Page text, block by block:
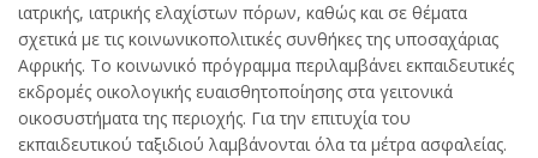
ιατρικής, ιατρικής ελαχίστων πόρων, καθώς και σε θέματα
σχετικά με τις κοινωνικοπολιτικές συνθήκες της υποσαχάριας
Αφρικής. Το κοινωνικό πρόγραμμα περιλαμβάνει εκπαιδευτικές
εκδρομές οικολογικής ευαισθητοποίησης στα γειτονικά
οικοσυστήματα της περιοχής. Για την επιτυχία του
εκπαιδευτικού ταξιδιού λαμβάνονται όλα τα μέτρα ασφαλείας.